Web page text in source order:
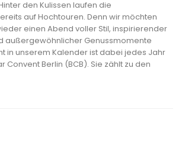
den Kulissen laufen die
auf Hochtouren. Denn wir möchten
einen Abend voller Stil, inspirierender
außergewöhnlicher Genussmomente
in unserem Kalender ist dabei jedes Jahr
Convent Berlin (BCB). Sie zählt zu den